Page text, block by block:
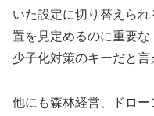
いた設定に切り替えら
置を見定めるのに重要な
少子化対策のキーだと言
他にも森林経営、ドロー